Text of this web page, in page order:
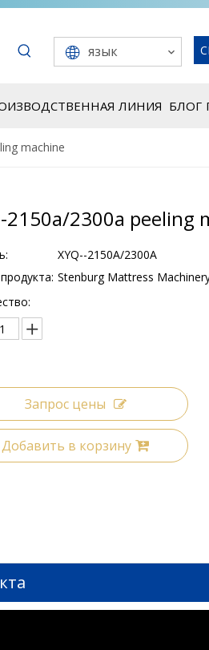
язык
ЛИНИЯ БЛОГ
machine
2150a/2300a peeling
XYQ--2150A/2300A
Stenburg Mattress
Запрос цены
Добавить в корзину